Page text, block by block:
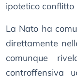
ipotetico conflitto
La Nato ha
direttamente
comunque
controffensiva